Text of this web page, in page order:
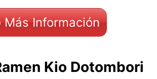
Más Información
Kio Dotombori